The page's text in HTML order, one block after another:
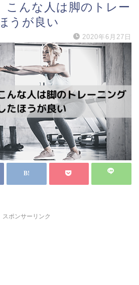
こんな人は脚のトレー
うが良い
2020年6月27日
スポンサーリンク